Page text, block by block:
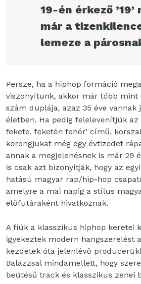
19-én érkező ’19’
már a
lemeze a
Persze, ha a hiphop formáció
viszonyítunk, akkor már több mint
szám duplája, azaz 35 éve vannak
életben. Ha pedig felelevenítjük az
fekete, feketén fehér’ című,
korongjukat még egy évtizedet
annak a megjelenésnek is már 29
is csak azt bizonyítják, hogy az
hatású magyar rap/hip-hop
amelyre a mai napig a stílus
előfutáraként hivatkoznak.
A fiúk a klasszikus hiphop keretei
igyekeztek modern hangszerelést
kezdetek óta jelenlévő
Balázzsal mindamellett, hogy
beütésű track és klasszikus zenei